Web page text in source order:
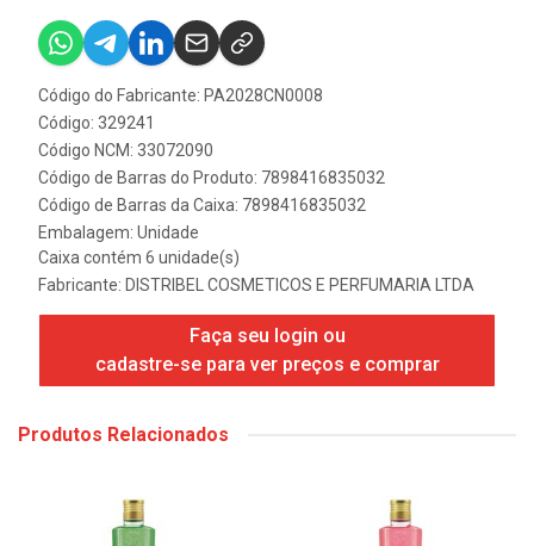
Código do Fabricante: PA2028CN0008
Código: 329241
Código NCM: 33072090
Código de Barras do Produto: 7898416835032
Código de Barras da Caixa: 7898416835032
Embalagem: Unidade
Caixa contém 6 unidade(s)
Fabricante: DISTRIBEL COSMETICOS E PERFUMARIA LTDA
Faça seu login ou
cadastre-se para ver preços e comprar
Produtos Relacionados